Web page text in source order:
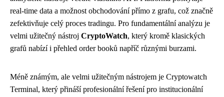
real-time data a možnost obchodování přímo z grafu, což značně
zefektivňuje celý proces tradingu. Pro fundamentální analýzu je
velmi užitečný nástroj CryptoWatch, který kromě klasických
grafů nabízí i přehled order booků napříč různými burzami.
Méně známým, ale velmi užitečným nástrojem je Cryptowatch
Terminal, který přináší profesionální řešení pro institucionální